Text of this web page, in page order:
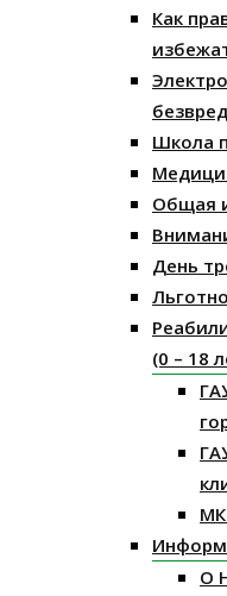
Как
Школа
Общая
День
(0 – 18
О